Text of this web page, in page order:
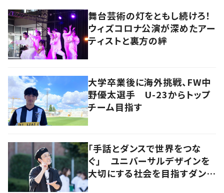
舞台芸術の灯をともし続けろ！
ウィズコロナ公演が深めたアー
ティストと裏方の絆
大学卒業後に海外挑戦、FW中
野優太選手 U-23からトップ
チーム目指す
「手話とダンスで世界をつな
ぐ」 ユニバーサルデザインを
大切にする社会を目指すダンサ